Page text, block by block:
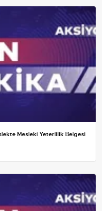
Mesleki Yeterlilik Belgesi